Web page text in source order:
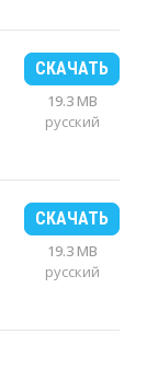
СКАЧАТЬ
19.3 MB
русский
СКАЧАТЬ
19.3 MB
русский